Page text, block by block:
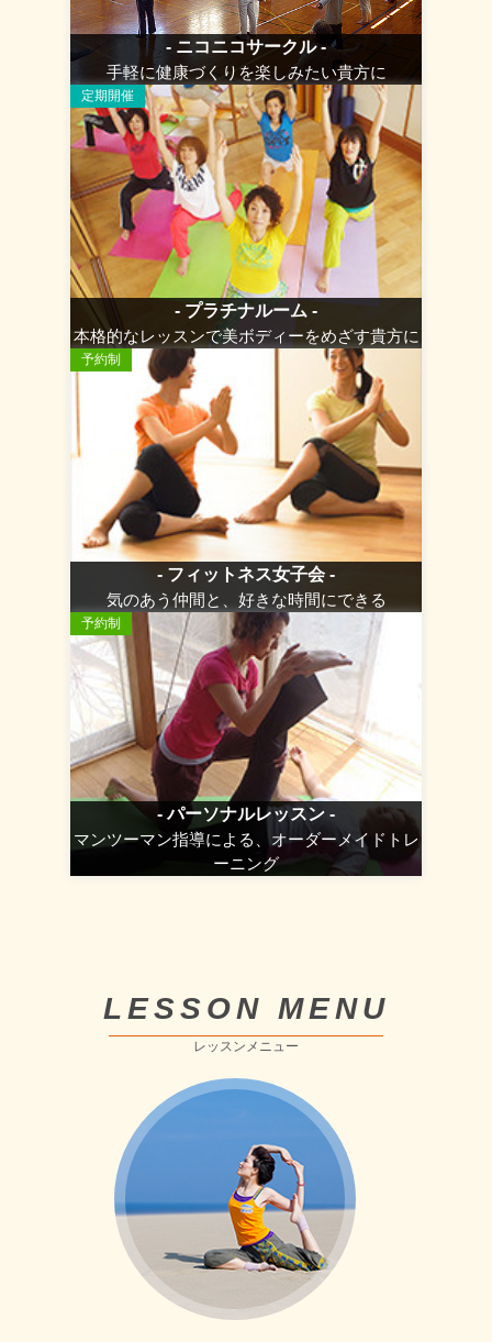
- ニコニコサークル -
手軽に健康づくりを楽しみたい貴方に
定期開催
- プラチナルーム -
本格的なレッスンで美ボディーをめざす貴方に
予約制
- フィットネス女子会 -
気のあう仲間と、好きな時間にできる
予約制
- パーソナルレッスン -
マンツーマン指導による、オーダーメイドトレ
ーニング
LESSON MENU
レッスンメニュー